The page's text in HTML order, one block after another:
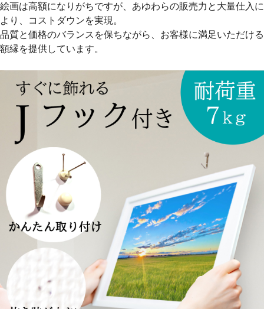
絵画は高額になりがちですが、あゆわらの販売力と大量仕入に
より、コストダウンを実現。
品質と価格のバランスを保ちながら、お客様に満足いただける
額縁を提供しています。